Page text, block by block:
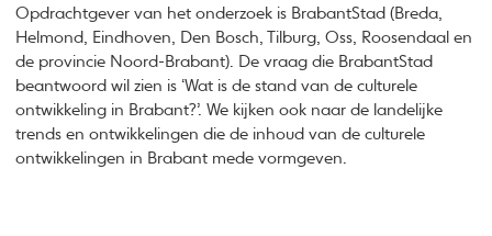
Opdrachtgever van het onderzoek is BrabantStad (Breda,
Helmond, Eindhoven, Den Bosch, Tilburg, Oss, Roosendaal en
de provincie Noord-Brabant). De vraag die BrabantStad
beantwoord wil zien is ‘Wat is de stand van de culturele
ontwikkeling in Brabant?’. We kijken ook naar de landelijke
trends en ontwikkelingen die de inhoud van de culturele
ontwikkelingen in Brabant mede vormgeven.